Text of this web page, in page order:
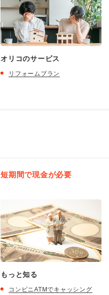
オリコのサービス
リフォームプラン
短期間で現金が必要
もっと知る
コンビニATMでキャッシング